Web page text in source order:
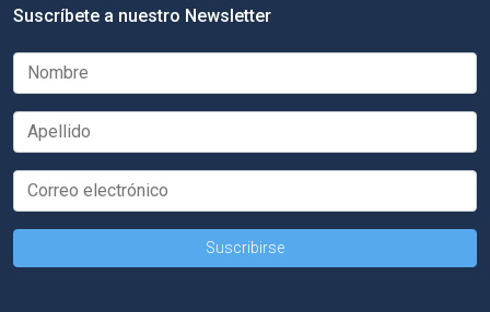
Suscríbete a nuestro Newsletter